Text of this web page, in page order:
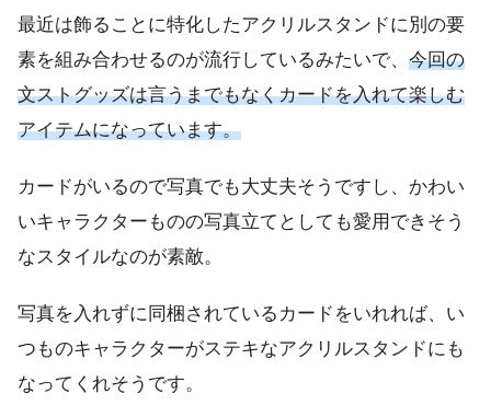
最近は飾ることに特化したアクリルスタンドに別の要
素を組み合わせるのが流行しているみたいで、 今回の
文ストグッズは言うまでもなくカードを入れて楽しむ
アイテムになっています。
カードがいるので写真でも大丈夫そうですし、かわい
いキャラクターものの写真立てとしても愛用できそう
なスタイルなのが素敵。
写真を入れずに同梱されているカードをいれれば、い
つものキャラクターがステキなアクリルスタンドにも
なってくれそうです。